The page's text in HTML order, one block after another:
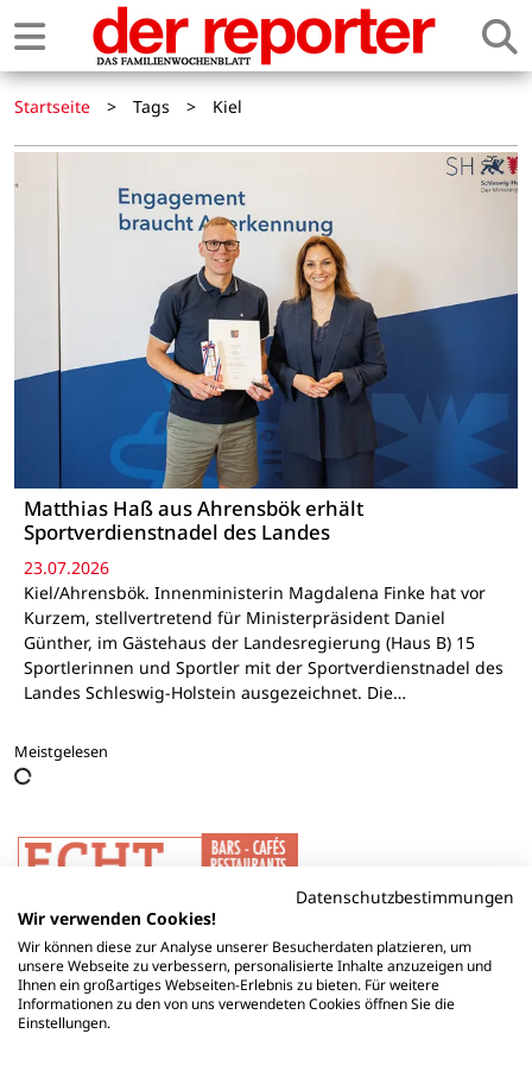
Startseite > Tags > Kiel
Matthias Haß aus Ahrensbök erhält
Sportverdienstnadel des Landes
23.07.2026
Kiel/Ahrensbök. Innenministerin Magdalena Finke hat vor
Kurzem, stellvertretend für Ministerpräsident Daniel
Günther, im Gästehaus der Landesregierung (Haus B) 15
Sportlerinnen und Sportler mit der Sportverdienstnadel des
Landes Schleswig-Holstein ausgezeichnet. Die…
Meistgelesen
Datenschutzbestimmungen
Wir verwenden Cookies!
Wir können diese zur Analyse unserer Besucherdaten platzieren, um
unsere Webseite zu verbessern, personalisierte Inhalte anzuzeigen und
Ihnen ein großartiges Webseiten-Erlebnis zu bieten. Für weitere
Informationen zu den von uns verwendeten Cookies öffnen Sie die
Einstellungen.